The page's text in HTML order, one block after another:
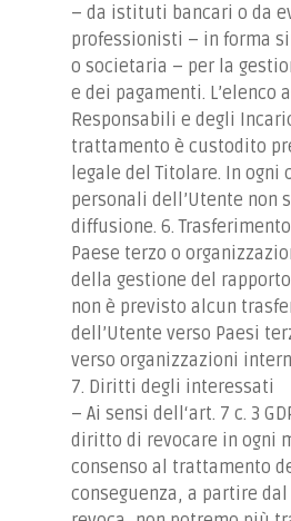
– da istituti bancari o da
professionisti – in forma
o societaria – per la
e dei pagamenti. L’elenco
Responsabili e degli
trattamento è custodito
legale del Titolare. In ogni
personali dell’Utente non
diffusione. 6.
Paese terzo o
della gestione del
non è previsto alcun
dell’Utente verso Paesi
verso organizzazioni
7. Diritti degli interessati
– Ai sensi dell‘art. 7 c. 3
diritto di revocare in ogni
consenso al trattamento
conseguenza, a partire